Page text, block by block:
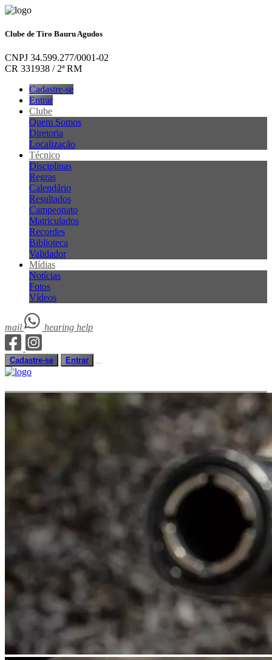
Clube de Tiro Bauru Agudos
CNPJ 34.599.277/0001-02
CR 331938 / 2ª RM
Cadastre-se
Entrar
Clube
Quem Somos
Diretoria
Localização
Técnico
Disciplinas
Regras
Calendário
Resultados
Campeonato
Matriculados
Recordes
Biblioteca
Validador
Mídias
Notícias
Fotos
Vídeos
mail hearing help
Cadastre-se Entrar